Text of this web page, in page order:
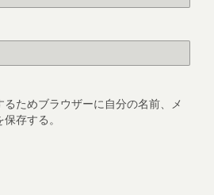
ためブラウザーに自分の名前、メ
存する。